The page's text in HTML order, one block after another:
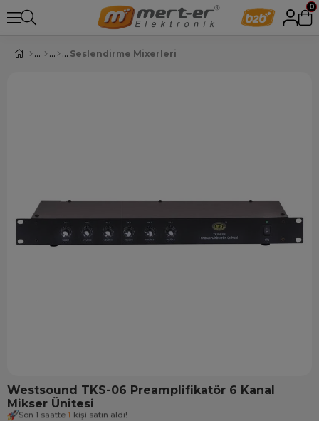
0
Seslendirme Mixerleri
Westsound TKS-06 Preamplifikatör 6 Kanal
Mikser Ünitesi
Son 1 saatte 1 kişi satın aldı!